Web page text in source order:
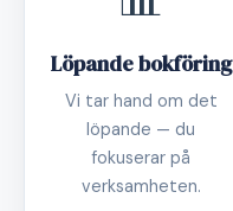
Löpande bokföring
Vi tar hand om det
löpande — du
fokuserar på
verksamheten.